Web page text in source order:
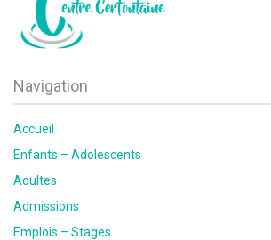
Navigation
Accueil
Enfants – Adolescents
Adultes
Admissions
Emplois – Stages